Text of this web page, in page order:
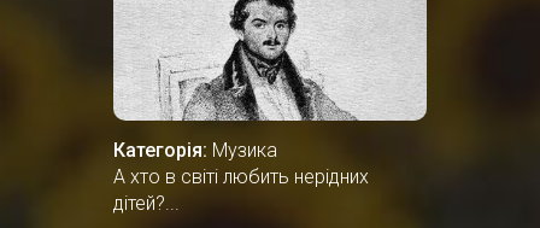
Категорія: Музика
А хто в світі любить нерідних
дітей?...